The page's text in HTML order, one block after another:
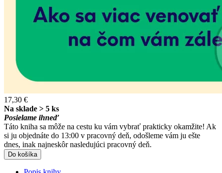
17,30 €
Na sklade > 5 ks
Posielame ihneď
Táto kniha sa môže na cestu ku vám vybrať prakticky okamžite! Ak
si ju objednáte do 13:00 v pracovný deň, odošleme vám ju ešte
dnes, inak najneskôr nasledujúci pracovný deň.
Do košíka